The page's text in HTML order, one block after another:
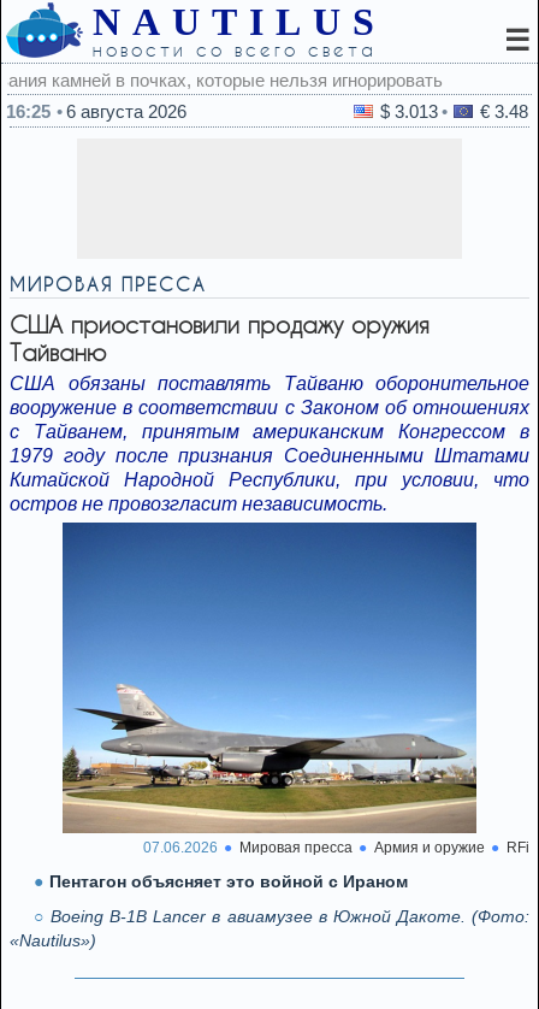
NAUTILUS
новости со всего света ☰
игнорировать
16:25
6 августа 2026 $ 3.013 € 3.48
МИРОВАЯ ПРЕССА
США приостановили продажу оружия
Тайваню
США обязаны поставлять Тайваню оборонительное
вооружение в соответствии с Законом об отношениях
с Тайванем, принятым американским Конгрессом в
1979 году после признания Соединенными Штатами
Китайской Народной Республики, при условии, что
остров не провозгласит независимость.
07.06.2026 Мировая пресса Армия и оружие RFi
Пентагон объясняет это войной с Ираном
Boeing B-1B Lancer в авиамузее в Южной Дакоте. (Фото:
«Nautilus»)